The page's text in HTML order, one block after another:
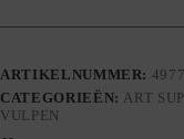
black
aantal
ARTIKELNUMMER:
CATEGORIEËN: ART
VULPEN